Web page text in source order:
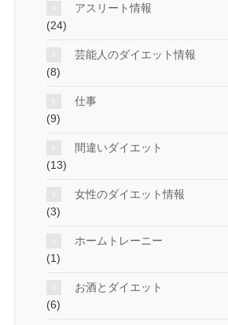
アスリート情報
(24)
芸能人のダイエット情報
(8)
仕事
(9)
間違いダイエット
(13)
女性のダイエット情報
(3)
ホームトレーニー
(1)
お酒とダイエット
(6)